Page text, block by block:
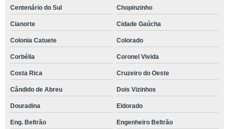
Centenário do Sul Chopinzinho
Cianorte Cidade Gaúcha
Colonia Catuete Colorado
Corbélia Coronel Vivida
Costa Rica Cruzeiro do Oeste
Cândido de Abreu Dois Vizinhos
Douradina Eldorado
Eng. Beltrão Engenheiro Beltrão